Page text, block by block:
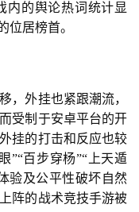
内的舆论热词统计显
位居榜首。
，外挂也紧跟潮流，
受制于安卓平台的开
挂的打击和反应也较
”“百步穿杨”“上天遁
验及公平性破坏自然
阵的战术竞技手游被